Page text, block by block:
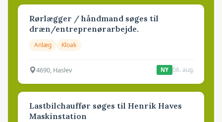
Rørlægger / håndmand søges til
dræn/entreprenørarbejde.
Anlæg Kloak
4690, Haslev NY 06. aug.
Lastbilchauffør søges til Henrik Haves
Maskinstation